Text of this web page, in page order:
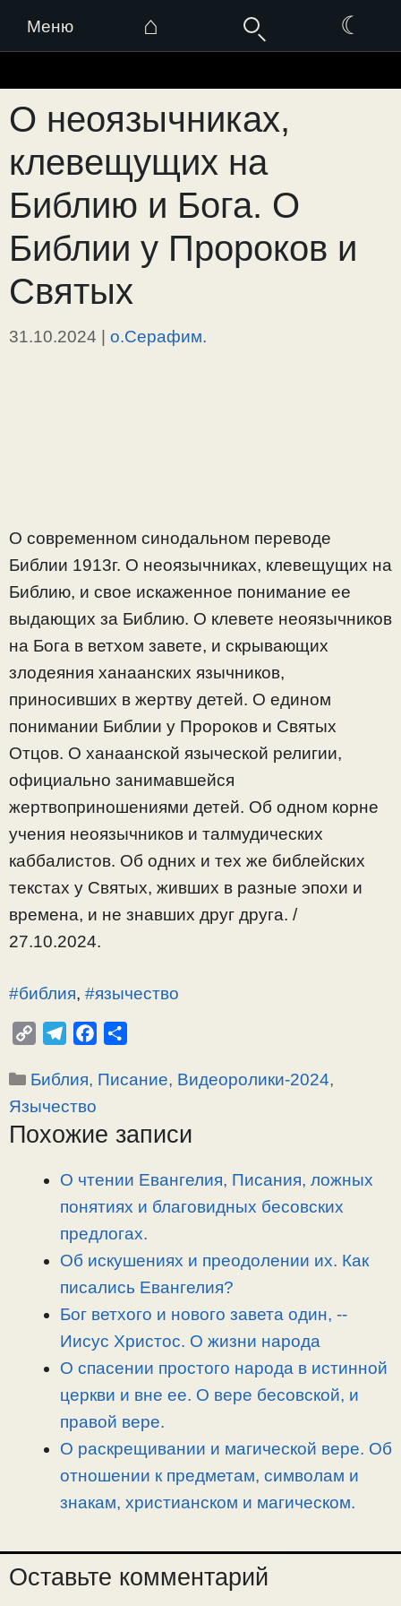
Меню ⌂ ☾
к
содержимому
О неоязычниках,
клевещущих на
Библию и Бога. О
Библии у Пророков и
Святых
31.10.2024 | о.Серафим.
О современном синодальном переводе
Библии 1913г. О неоязычниках, клевещущих на
Библию, и свое искаженное понимание ее
выдающих за Библию. О клевете неоязычников
на Бога в ветхом завете, и скрывающих
злодеяния ханаанских язычников,
приносивших в жертву детей. О едином
понимании Библии у Пророков и Святых
Отцов. О ханаанской языческой религии,
официально занимавшейся
жертвоприношениями детей. Об одном корне
учения неоязычников и талмудических
каббалистов. Об одних и тех же библейских
текстах у Святых, живших в разные эпохи и
времена, и не знавших друг друга. /
27.10.2024.
#библия, #язычество
p
y
L
l
e
g
a
c
b
п
а
Рубрики
Библия, Писание, Видеоролики-2024,
Язычество
Похожие записи
О чтении Евангелия, Писания, ложных
понятиях и благовидных бесовских
предлогах.
Об искушениях и преодолении их. Как
писались Евангелия?
Бог ветхого и нового завета один, -­
Иисус Христос. О жизни народа
О спасении простого народа в истинной
церкви и вне ее. О вере бесовской, и
правой вере.
О раскрещивании и магической вере. Об
отношении к предметам, символам и
знакам, христианском и магическом.
Оставьте комментарий